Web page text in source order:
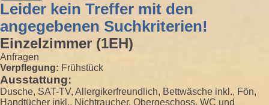
Leider kein Treffer mit den
angegebenen Suchkriterien!
Einzelzimmer (1EH)
Anfragen
Verpflegung: Frühstück
Ausstattung:
Dusche, SAT-TV, Allergikerfreundlich, Bettwäsche inkl., Fön,
Handtücher inkl., Nichtraucher, Obergeschoss, WC und